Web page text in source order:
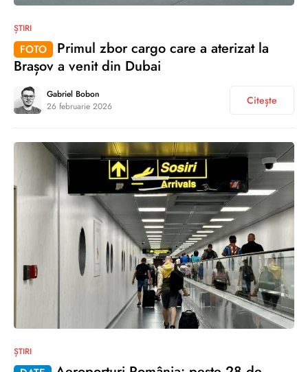
ȘTIRI
FOTO
Primul zbor cargo care a aterizat la
Brașov a venit din Dubai
Gabriel Bobon
26 februarie 2026
Citește
ȘTIRI